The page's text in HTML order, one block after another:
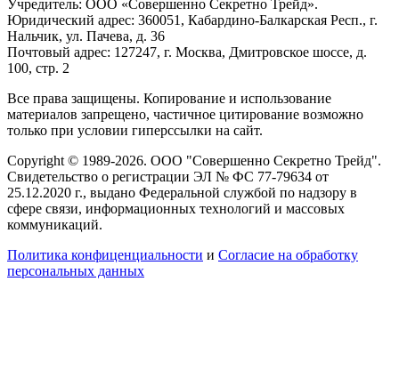
Учредитель: ООО «Совершенно Секретно Трейд».
Юридический адрес: 360051, Кабардино-Балкарская Респ., г.
Нальчик, ул. Пачева, д. 36
Почтовый адрес: 127247, г. Москва, Дмитровское шоссе, д.
100, стр. 2
Все права защищены. Копирование и использование
материалов запрещено, частичное цитирование возможно
только при условии гиперссылки на сайт.
Copyright © 1989-2026. ООО "Совершенно Секретно Трейд".
Свидетельство о регистрации ЭЛ № ФС 77-79634 от
25.12.2020 г., выдано Федеральной службой по надзору в
сфере связи, информационных технологий и массовых
коммуникаций.
Политика конфиценциальности и Согласие на обработку
персональных данных